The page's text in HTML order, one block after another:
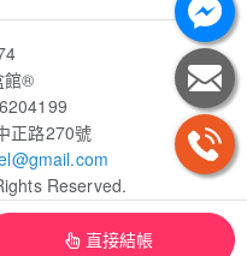
直接結帳
館®
正路270號
@gmail.com
Reserved.